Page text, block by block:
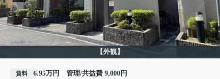
【外観】
賃料 6.95万円 管理/共益費 9,000円